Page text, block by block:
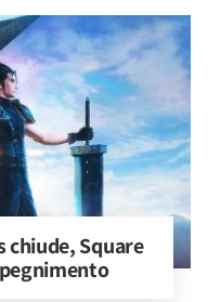
chiude, Square